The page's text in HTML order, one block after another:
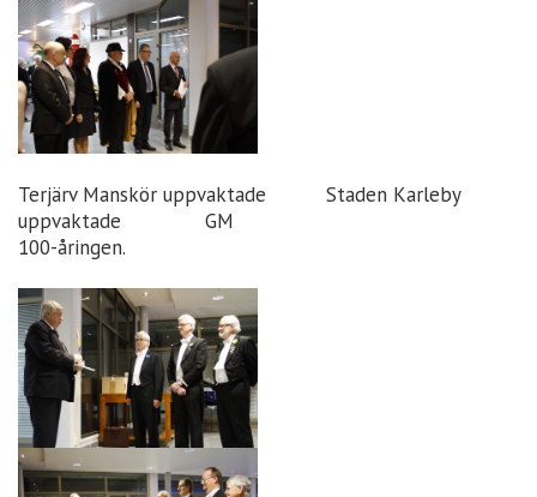
Terjärv Manskör uppvaktade Staden Karleby
uppvaktade GM
100-åringen.